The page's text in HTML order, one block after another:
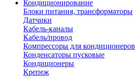
Кондиционирование
Блоки питания, трансформаторы
Датчики
Кабель-каналы
Кабель/провод
Компрессоры для кондиционеров
Конденсаторы пусковые
Кондиционеры
Крепеж